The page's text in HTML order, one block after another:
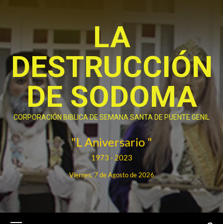
contenido
LA
DESTRUCCIÓN
DE SODOMA
CORPORACIÓN BIBLICA DE SEMANA SANTA DE PUENTE GENIL
"L Aniversario "
1973 - 2023
Viernes, 7 de Agosto de 2026